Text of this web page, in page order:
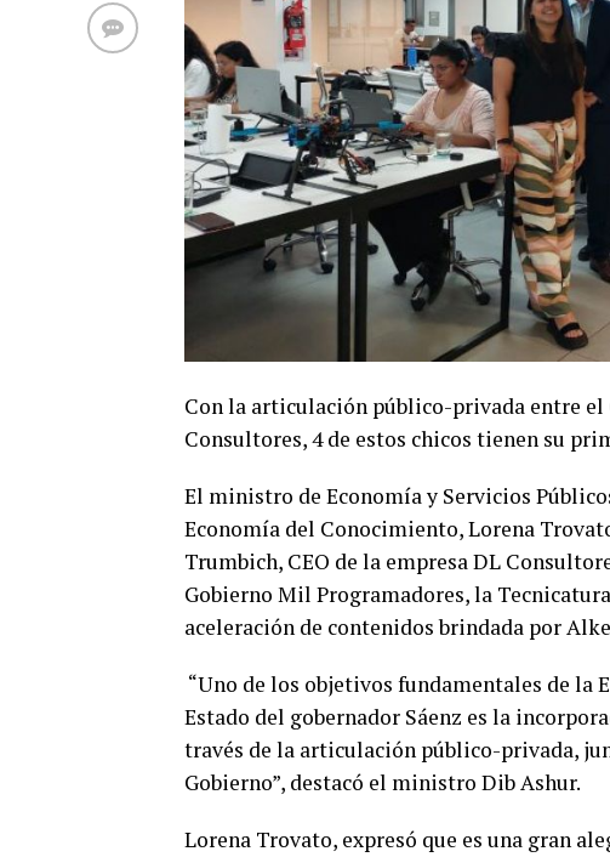
Con la articulación público-privada entre
Consultores, 4 de estos chicos tienen su
El ministro de Economía y Servicios
Economía del Conocimiento, Lorena
Trumbich, CEO de la empresa DL
Gobierno Mil Programadores, la
aceleración de contenidos brindada por
“Uno de los objetivos fundamentales de
Estado del gobernador Sáenz es la
través de la articulación público-privada,
Gobierno”, destacó el ministro Dib Ashur.
Lorena Trovato, expresó que es una gran